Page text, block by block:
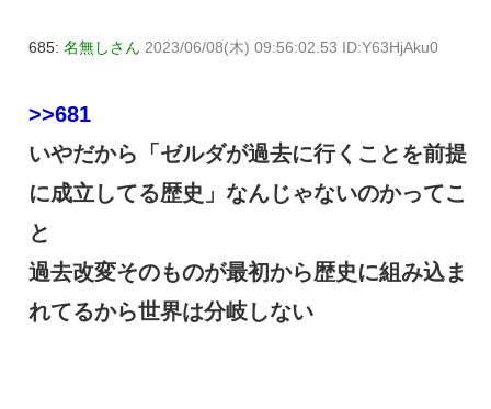
685: 名無しさん 2023/06/08(木) 09:56:02.53 ID:Y63HjAku0
>>681
いやだから「ゼルダが過去に行くことを前提
に成立してる歴史」なんじゃないのかってこ
と
過去改変そのものが最初から歴史に組み込ま
れてるから世界は分岐しない